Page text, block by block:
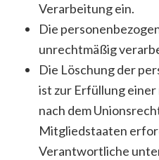
Verarbeitung ein.
Die
unrechtmäßig
Die Löschung der
ist zur Erfüllung
nach dem
Mitgliedstaaten
Verantwortliche